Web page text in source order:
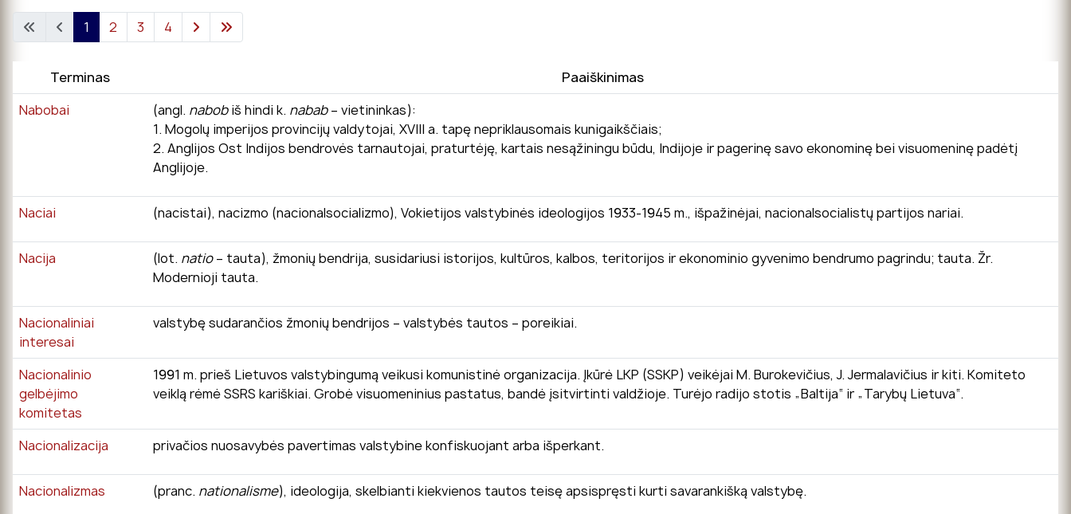
1 2 3 4
Terminas
Paaiškinimas
Nabobai
(angl. nabobiš hindi k. nabab– vietininkas):
1. Mogolų imperijos provincijų valdytojai, XVIII a. tapę nepriklausomais kunigaikščiais;
2. Anglijos Ost Indijos bendrovės tarnautojai, praturtėję, kartais nesąžiningu būdu, Indijoje ir pagerinę savo ekonominę bei visuomeninę padėtį
Anglijoje.
Naciai (nacistai), nacizmo (nacionalsocializmo), Vokietijos valstybinės ideologijos 1933-1945 m., išpažinėjai, nacionalsocialistų partijos nariai.
Nacija (lot. natio– tauta), žmonių bendrija, susidariusi istorijos, kultūros, kalbos, teritorijos ir ekonominio gyvenimo bendrumo pagrindu; tauta. Žr.
Modernioji tauta.
Nacionaliniai
interesai
valstybę sudarančios žmonių bendrijos – valstybės tautos – poreikiai.
Nacionalinio
gelbėjimo
komitetas
1991 m. prieš Lietuvos valstybingumą veikusi komunistinė organizacija. Įkūrė LKP (SSKP) veikėjai M. Burokevičius, J. Jermalavičius ir kiti. Komiteto
veiklą rėmė SSRS kariškiai. Grobė visuomeninius pastatus, bandė įsitvirtinti valdžioje. Turėjo radijo stotis „Baltija“ ir „Tarybų Lietuva“.
Nacionalizacija privačios nuosavybės pavertimas valstybine konfiskuojant arba išperkant.
Nacionalizmas (pranc. nationalisme), ideologija, skelbianti kiekvienos tautos teisę apsispręsti kurti savarankišką valstybę.